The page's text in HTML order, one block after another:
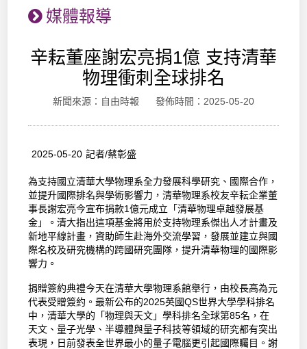
媒體報導
辛耘董座謝宏亮捐1億 支持清華
物理衝刺全球排名
新聞來源：自由時報 發佈時間：2025-05-20
2025-05-20 記者/蔡彰盛
為支持國立清華大學物理系全力發展科學研究、國際合作，
並提升國際排名與學術影響力，清華物理系校友辛耘企業董
事長謝宏亮今宣布捐款1億元成立「清華物理卓越發展基
金」。清大指出這項基金將用於支持物理系傑出人才計畫及
新地平線計畫，資助師生赴海外交流學習，發展並建立與國
際名校及研究機構的跨國研究團隊，提升清華物理的國際影
響力。
捐贈簽約典禮今天在清華大學物理系館舉行，由校長高為元
代表受贈簽約。最新公布的2025英國QS世界大學學科排名
中，清華大學的「物理與天文」學科排名全球第85名，在
天文、量子光學、半導體與量子科技等領域的研究都有突出
表現，日前發表全世界最小的量子電腦更引起國際矚目。謝